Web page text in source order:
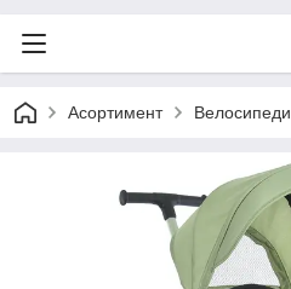
Асортимент Велосипеди